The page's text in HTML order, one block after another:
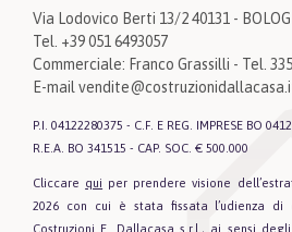
Via Lodovico Berti 13/2 40131 -
Tel. +39 051 6493057
Commerciale: Franco Grassilli - Tel.
E-mail
P.I. 04122280375 - C.F. E REG. IMPRESE BO
R.E.A. BO 341515 - CAP. SOC. € 500.000
Cliccare qui per prendere visione
2026 con cui è stata fissata l’udienza di
Costruzioni E. Dallacasa s.r.l., ai sensi